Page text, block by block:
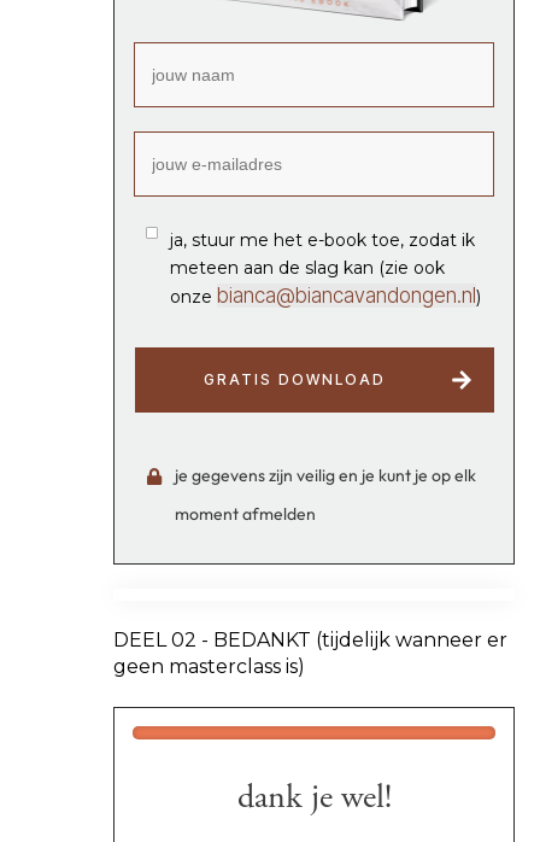
ja, stuur me het e-book toe, zodat ik
meteen aan de slag kan (zie ook
onze bianca@biancavandongen.nl)
GRATIS DOWNLOAD
je gegevens zijn veilig en je kunt je op elk
moment afmelden
DEEL 02 - BEDANKT (tijdelijk wanneer er
geen masterclass is)
dank je wel!